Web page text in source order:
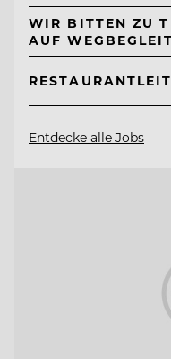
WIR BITTEN ZU
AUF
Entdecke alle Jobs